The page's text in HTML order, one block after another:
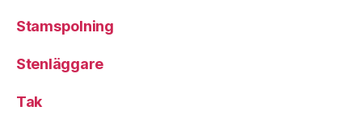
Stamspolning
Stenläggare
Tak